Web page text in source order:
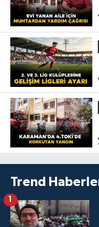
Trend
1